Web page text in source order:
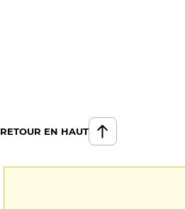
RETOUR EN HAUT